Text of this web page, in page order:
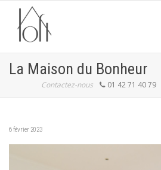
La Maison du Bonheur
Contactez-nous 01 42 71 40 79
6 février 2023